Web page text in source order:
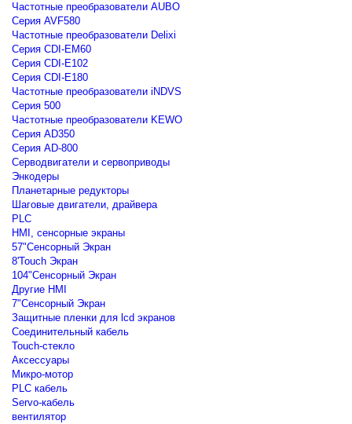
Частотные преобразователи AUBO
Серия AVF580
Частотные преобразователи Delixi
Серия CDI-EM60
Серия CDI-E102
Серия CDI-E180
Частотные преобразователи iNDVS
Серия 500
Частотные преобразователи KEWO
Серия AD350
Серия AD-800
Серводвигатели и сервоприводы
Энкодеры
Планетарные редукторы
Шаговые двигатели, драйвера
PLC
HMI, сенсорные экраны
57"Сенсорный Экран
8'Touch Экран
104"Сенсорный Экран
Другие HMI
7"Сенсорный Экран
Защитные пленки для lcd экранов
Соединительный кабель
Touch-стекло
Аксессуары
Микро-мотор
PLC кабель
Servo-кабель
вентилятор